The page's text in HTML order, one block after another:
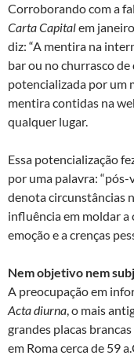
Corroborando com a
Carta Capitalem
diz: “A mentira na
bar ou no churrasco
potencializada por um
mentira contidas na
qualquer lugar.
Essa potencialização
por uma palavra: “pós-
denota circunstâncias
influência em moldar a
emoção e a crenças
Nem objetivo nem
A preocupação em
Acta diurna, o mais
grandes placas
em Roma cerca de 59